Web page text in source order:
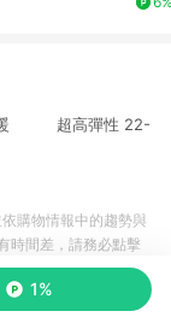
暖 超高彈性 22-
1%
購物情報中的趨勢與
時間差，請務必點擊
訊以合作廠商網頁為